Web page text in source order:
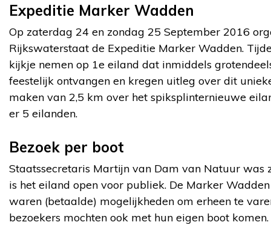
Expeditie Marker Wadden
Op zaterdag 24 en zondag 25 September 2016
Rijkswaterstaat de Expeditie Marker Wadden.
kijkje nemen op 1e eiland dat inmiddels
feestelijk ontvangen en kregen uitleg over dit
maken van 2,5 km over het spiksplinternieuwe
er 5 eilanden.
Bezoek per boot
Staatssecretaris Martijn van Dam van Natuur was
is het eiland open voor publiek. De Marker
waren (betaalde) mogelijkheden om erheen te
bezoekers mochten ook met hun eigen boot